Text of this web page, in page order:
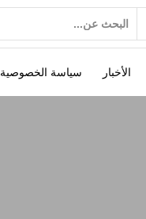
الأخبار سياسة الخصوصية